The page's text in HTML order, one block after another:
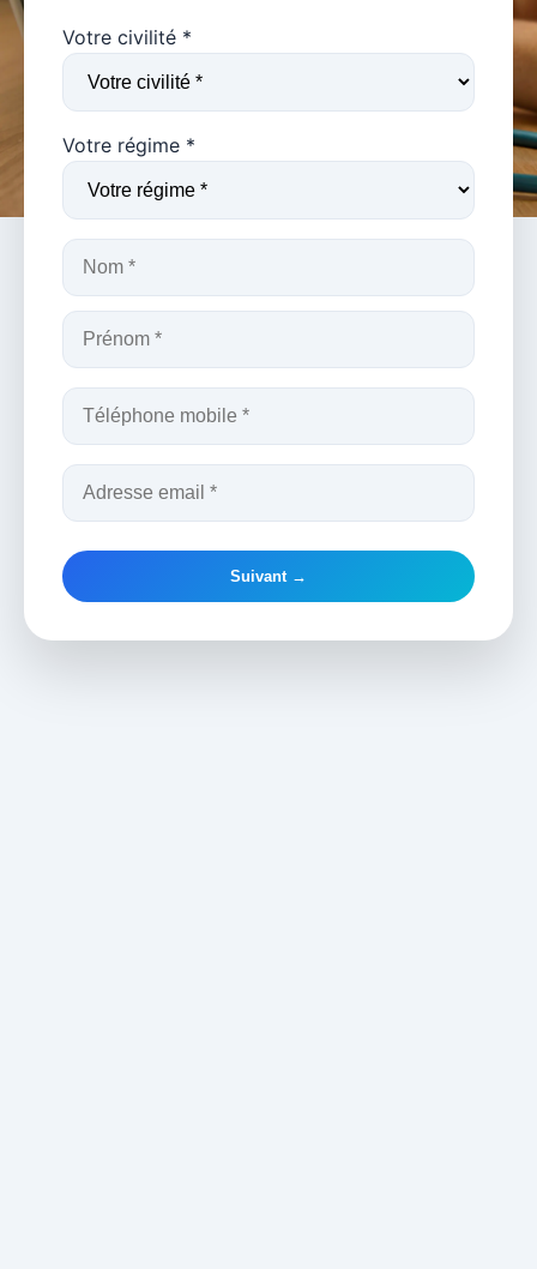
Votre civilité *
Votre régime *
Suivant →